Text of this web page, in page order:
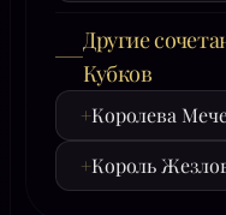
Другие
Кубков
+Королева
+Король